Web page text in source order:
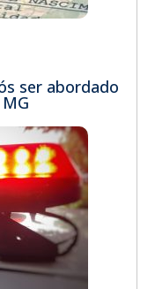
ser abordado